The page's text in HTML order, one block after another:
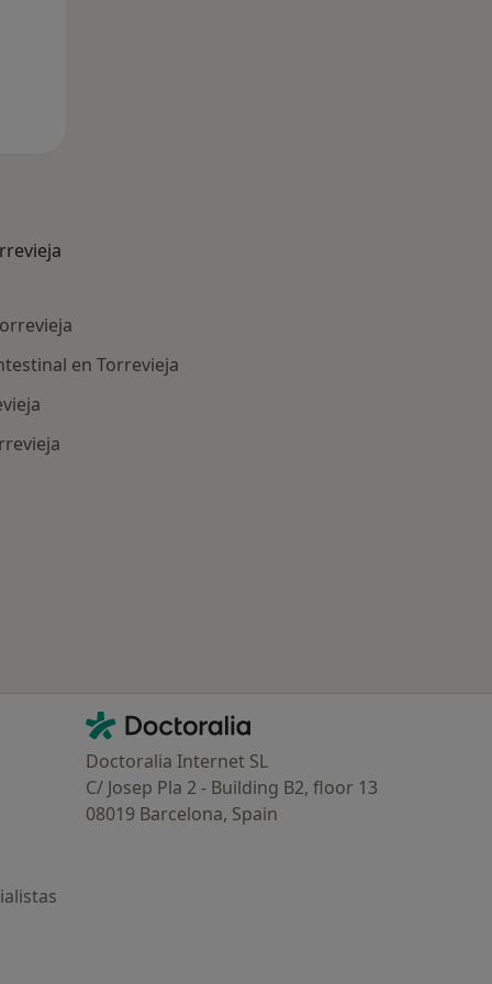
en Torrevieja
Contacto
Doctoralia - Página de inicio
Doctoralia Internet SL
C/ Josep Pla 2 - Building B2, floor 13
08019 Barcelona, Spain